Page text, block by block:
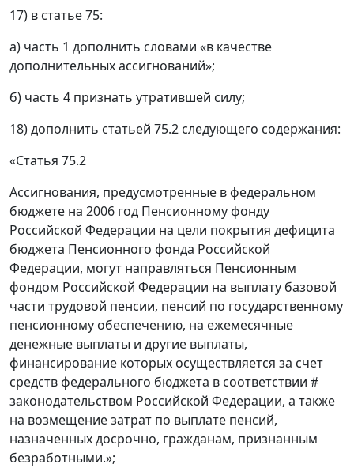
17) в статье 75:
а) часть 1 дополнить словами «в качестве
дополнительных ассигнований»;
б) часть 4 признать утратившей силу;
18) дополнить статьей 75.2 следующего содержания:
«Статья 75.2
Ассигнования, предусмотренные в федеральном
бюджете на 2006 год Пенсионному фонду
Российской Федерации на цели покрытия дефицита
бюджета Пенсионного фонда Российской
Федерации, могут направляться Пенсионным
фондом Российской Федерации на выплату базовой
части трудовой пенсии, пенсий по государственному
пенсионному обеспечению, на ежемесячные
денежные выплаты и другие выплаты,
финансирование которых осуществляется за счет
средств федерального бюджета в соответствии #
законодательством Российской Федерации, а также
на возмещение затрат по выплате пенсий,
назначенных досрочно, гражданам, признанным
безработными.»;